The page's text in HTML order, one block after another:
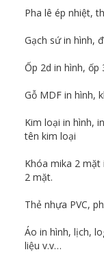
Pha lê ép nhiệt,
Gạch sứ in hình,
Ốp 2d in hình, ốp
Gỗ MDF in hình,
Kim loại in hình,
tên kim loại
Khóa mika 2 mặt
2 mặt.
Thẻ nhựa PVC,
Áo in hình, lịch,
liệu v.v…